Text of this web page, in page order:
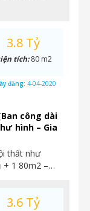
công dài
hình – Gia
thất như
+ 1 80m2 –…
3.8 Tỷ
tích:80 m2
đăng: 4-04-2020
3.6 Tỷ